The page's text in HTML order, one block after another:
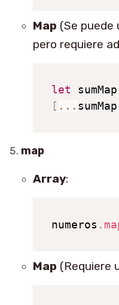
Map (Se
pero requiere
let sumMap
[ ... sumMap
map
Array:
numeros .
Map (Requiere